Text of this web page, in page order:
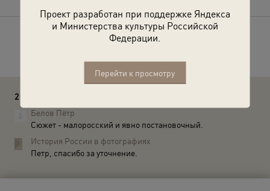
Проект разработан при поддержке Яндекса
и Министерства культуры Российской
Федерации.
Перейти к просмотру
Расскажите друзьям об этом фото
2 комментария
Белов Пётр
Сюжет - малоросский и явно постановочный.
История России в фотографиях
Петр, спасибо за уточнение.